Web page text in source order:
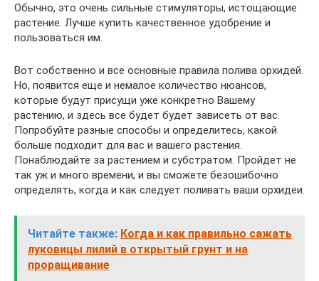
Обычно, это очень сильные стимуляторы, истощающие
растение. Лучше купить качественное удобрение и
пользоваться им.
Вот собственно и все основные правила полива орхидей.
Но, появится еще и немалое количество нюансов,
которые будут присущи уже конкретно Вашему
растению, и здесь все будет будет зависеть от вас.
Попробуйте разные способы и определитесь, какой
больше подходит для вас и вашего растения.
Понаблюдайте за растением и субстратом. Пройдет не
так уж и много времени, и вы сможете безошибочно
определять, когда и как следует поливать ваши орхидеи.
Читайте также: Когда и как правильно сажать
луковицы лилий в открытый грунт и на
проращивание